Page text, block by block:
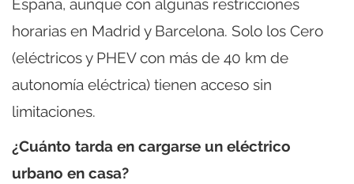
España, aunque con algunas restricciones
horarias en Madrid y Barcelona. Solo los Cero
(eléctricos y PHEV con más de 40 km de
autonomía eléctrica) tienen acceso sin
limitaciones.
¿Cuánto tarda en cargarse un eléctrico
urbano en casa?